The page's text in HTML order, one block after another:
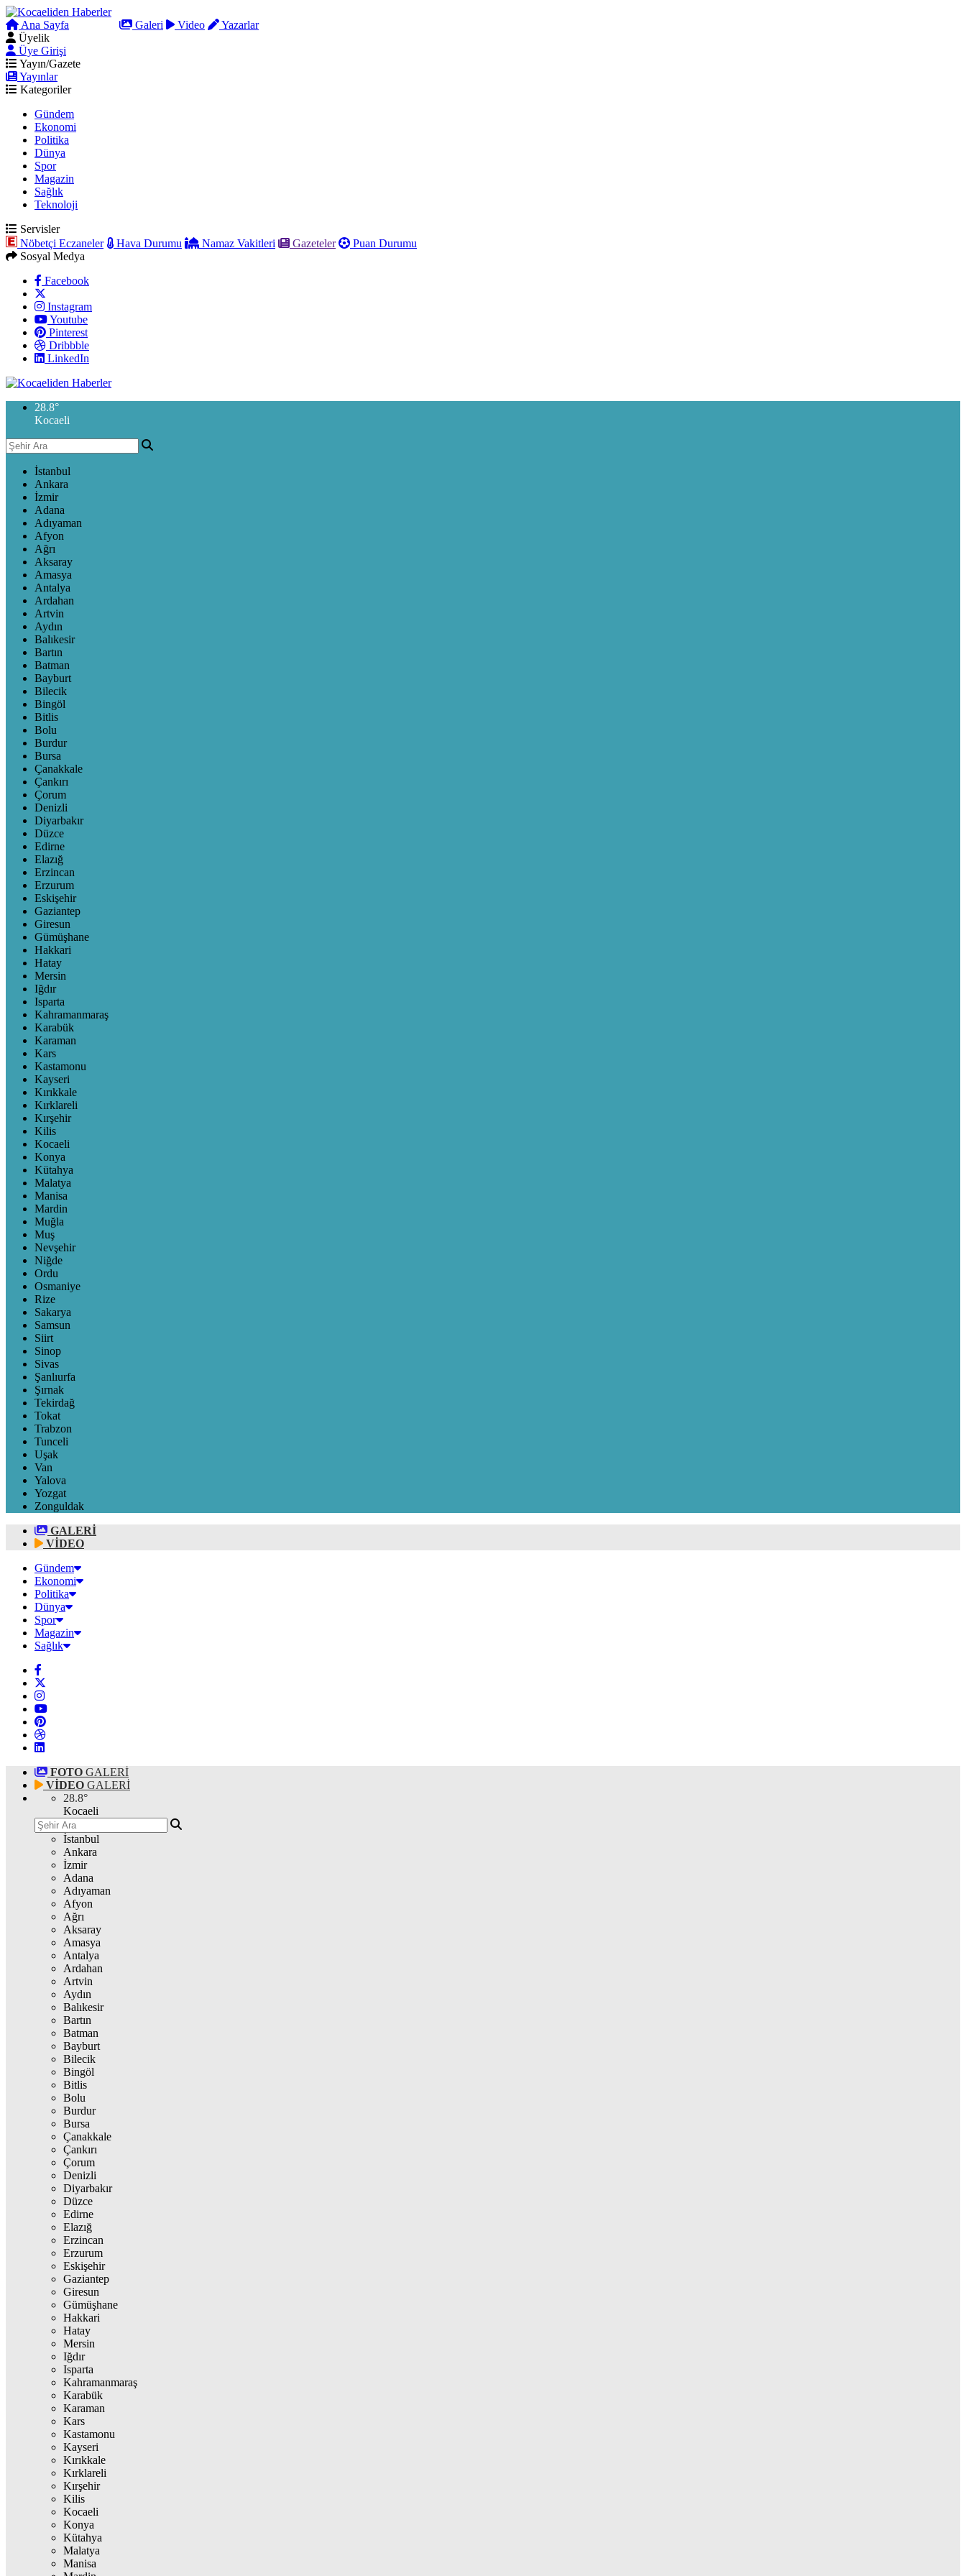
Ana Sayfa Galeri Video
Yazarlar
Üyelik
Üye Girişi
Yayın/Gazete
Yayınlar
Kategoriler
Gündem
Ekonomi
Politika
Dünya
Spor
Magazin
Sağlık
Teknoloji
Servisler
Nöbetçi Eczaneler
Hava Durumu Namaz Vakitleri Gazeteler
Puan Durumu
Sosyal Medya
Facebook
Instagram
Youtube
Pinterest
Dribbble
LinkedIn
28.8°
Kocaeli
İstanbul
Ankara
İzmir
Adana
Adıyaman
Afyon
Ağrı
Aksaray
Amasya
Antalya
Ardahan
Artvin
Aydın
Balıkesir
Bartın
Batman
Bayburt
Bilecik
Bingöl
Bitlis
Bolu
Burdur
Bursa
Çanakkale
Çankırı
Çorum
Denizli
Diyarbakır
Düzce
Edirne
Elazığ
Erzincan
Erzurum
Eskişehir
Gaziantep
Giresun
Gümüşhane
Hakkari
Hatay
Mersin
Iğdır
Isparta
Kahramanmaraş
Karabük
Karaman
Kars
Kastamonu
Kayseri
Kırıkkale
Kırklareli
Kırşehir
Kilis
Kocaeli
Konya
Kütahya
Malatya
Manisa
Mardin
Muğla
Muş
Nevşehir
Niğde
Ordu
Osmaniye
Rize
Sakarya
Samsun
Siirt
Sinop
Sivas
Şanlıurfa
Şırnak
Tekirdağ
Tokat
Trabzon
Tunceli
Uşak
Van
Yalova
Yozgat
Zonguldak
GALERİ
VİDEO
Gündem
Ekonomi
Politika
Dünya
Spor
Magazin
Sağlık
FOTO GALERİ
VİDEO GALERİ
28.8°
Kocaeli
İstanbul
Ankara
İzmir
Adana
Adıyaman
Afyon
Ağrı
Aksaray
Amasya
Antalya
Ardahan
Artvin
Aydın
Balıkesir
Bartın
Batman
Bayburt
Bilecik
Bingöl
Bitlis
Bolu
Burdur
Bursa
Çanakkale
Çankırı
Çorum
Denizli
Diyarbakır
Düzce
Edirne
Elazığ
Erzincan
Erzurum
Eskişehir
Gaziantep
Giresun
Gümüşhane
Hakkari
Hatay
Mersin
Iğdır
Isparta
Kahramanmaraş
Karabük
Karaman
Kars
Kastamonu
Kayseri
Kırıkkale
Kırklareli
Kırşehir
Kilis
Kocaeli
Konya
Kütahya
Malatya
Manisa